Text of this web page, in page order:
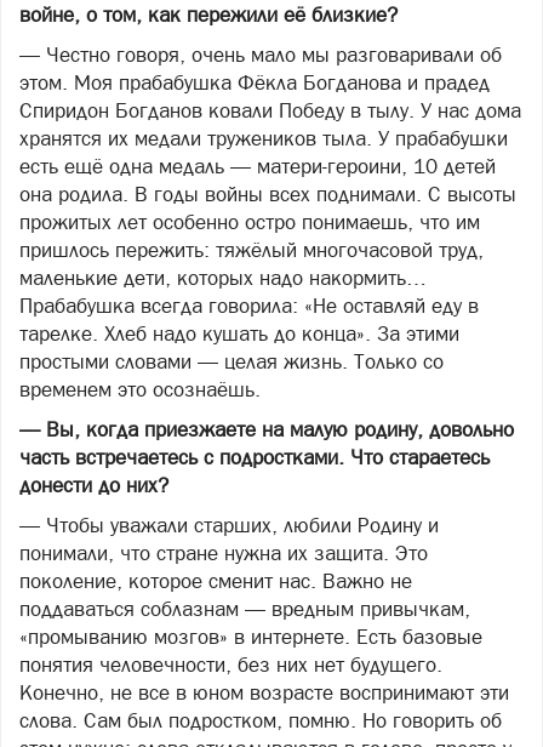
войне, о том, как пережили её близкие?
— Честно говоря, очень мало мы разговаривали об
этом. Моя прабабушка Фёкла Богданова и прадед
Спиридон Богданов ковали Победу в тылу. У нас дома
хранятся их медали тружеников тыла. У прабабушки
есть ещё одна медаль — матери-героини, 10 детей
она родила. В годы войны всех поднимали. С высоты
прожитых лет особенно остро понимаешь, что им
пришлось пережить: тяжёлый многочасовой труд,
маленькие дети, которых надо накормить…
Прабабушка всегда говорила: «Не оставляй еду в
тарелке. Хлеб надо кушать до конца». За этими
простыми словами — целая жизнь. Только со
временем это осознаёшь.
— Вы, когда приезжаете на малую родину, довольно
часть встречаетесь с подростками. Что стараетесь
донести до них?
— Чтобы уважали старших, любили Родину и
понимали, что стране нужна их защита. Это
поколение, которое сменит нас. Важно не
поддаваться соблазнам — вредным привычкам,
«промыванию мозгов» в интернете. Есть базовые
понятия человечности, без них нет будущего.
Конечно, не все в юном возрасте воспринимают эти
слова. Сам был подростком, помню. Но говорить об